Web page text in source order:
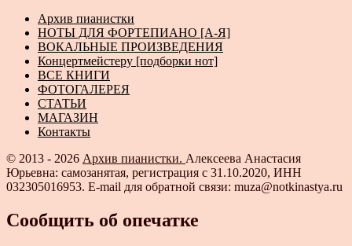
Архив пианистки
НОТЫ ДЛЯ ФОРТЕПИАНО [А-Я]
ВОКАЛЬНЫЕ ПРОИЗВЕДЕНИЯ
Концертмейстеру [подборки нот]
ВСЕ КНИГИ
ФОТОГАЛЕРЕЯ
СТАТЬИ
МАГАЗИН
Контакты
© 2013 - 2026 Архив пианистки. Алексеева Анастасия
Юрьевна: самозанятая, регистрация с 31.10.2020, ИНН
032305016953. E-mail для обратной связи: muza@notkinastya.ru
Сообщить об опечатке